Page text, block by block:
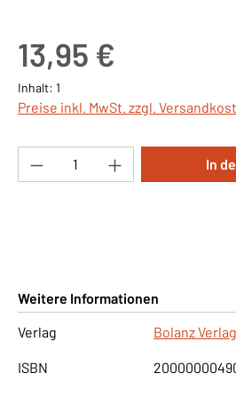
13,95 €
Inhalt: 1
Preise inkl. MwSt. zzgl.
Produkt Anzahl: Gib In
Weitere Informationen
Verlag
Bolanz
ISBN